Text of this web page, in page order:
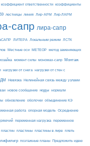
коэффициент ответственности коэффициенты
лестницы линия Лир-АРМ Лир-ЛАРМ
сапр лира-сапр
ЛИТЕРА Локальным режим ЛСТК
Местные оси МЕТЕОР метод заменяющих
момент силы мономах-сапр Монтаж
нагрузки от снега нагрузки от стен с
Невязка Нелинейная связь между узлами
новое сообщение ноды нормали
обновление оболочки объединение КЭ
работа опорная модель Осреднение
переменная нагрузка переменное
пластин пластины пластины в лире плеть
поэтажные планы Предложить идею